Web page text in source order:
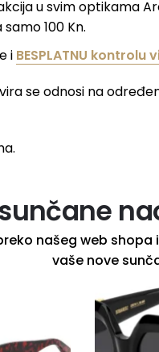
u svim optikama
100 Kn.
i BESPLATNU kontrolu
se odnosi na
našeg web
vaše nove